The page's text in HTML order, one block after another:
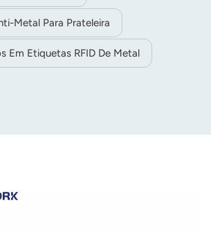
Metal Para Prateleira
Em Etiquetas RFID De Metal